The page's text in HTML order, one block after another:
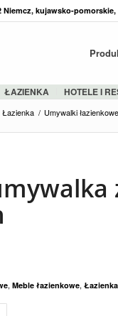
kujawsko-pomorskie,
ŁAZIENKA HOTELE I
Łazienka / Umywalki łazienkowe
, Meble łazienkowe, Łazienka